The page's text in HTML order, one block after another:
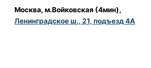
Перейти
Москва, м.Войковская (4мин),
Ленинградское ш., 21, подъезд 4А